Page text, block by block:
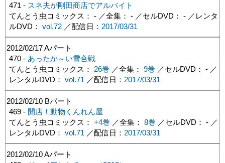
471 - スネ夫が剛田商店でアルバイト
てんとう虫コミックス： - ／全集： - ／セルDVD： - ／レンタ
ルDVD： vol.72／配信日： 2017/03/31
2012/02/17Aパート
470 - あったか～い雪合戦
てんとう虫コミックス： 26巻 ／全集： 9巻 ／セルDVD： - ／
レンタルDVD： vol.71 ／配信日： 2017/03/31
2012/02/10 Bパート
469 - 開店！動物くんれん屋
てんとう虫コミックス： +4巻 ／全集： 8巻 ／セルDVD： - ／
レンタルDVD： vol.71 ／配信日： 2017/03/31
2012/02/10Aパート